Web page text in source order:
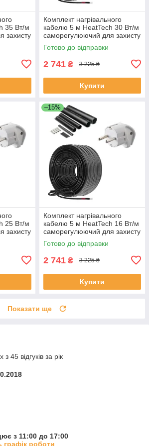
35 Вт/м
захисту
Комплект нагрівального
кабелю 5 м HeatTech 30 Вт/м
саморегулюючий для захисту
покрівлі труб водостоку
Готово до відправки
2 741 ₴ 3 225 ₴
Купити
25 Вт/м
захисту
–15%
Комплект нагрівального
кабелю 5 м HeatTech 16 Вт/м
саморегулюючий для захисту
водопроводу дахів труб
водостоку
Готово до відправки
2 741 ₴ 3 225 ₴
Купити
Показати ще
45 відгуків за рік
з 11:00 до 17:00
графік роботи